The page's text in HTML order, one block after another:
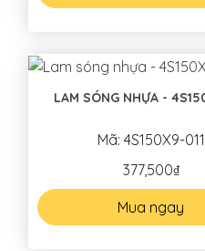
LAM SÓNG NHỰA -
Mã: 4S150X9-011
377,500₫
Mua ngay